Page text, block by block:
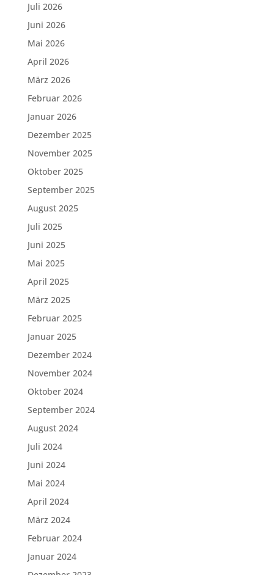
Juli 2026
Juni 2026
Mai 2026
April 2026
März 2026
Februar 2026
Januar 2026
Dezember 2025
November 2025
Oktober 2025
September 2025
August 2025
Juli 2025
Juni 2025
Mai 2025
April 2025
März 2025
Februar 2025
Januar 2025
Dezember 2024
November 2024
Oktober 2024
September 2024
August 2024
Juli 2024
Juni 2024
Mai 2024
April 2024
März 2024
Februar 2024
Januar 2024